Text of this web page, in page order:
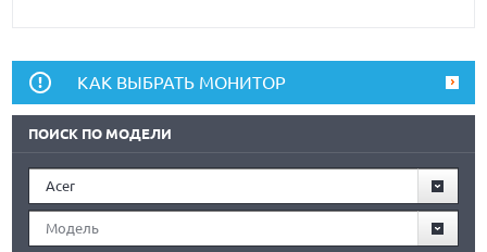
КАК ВЫБРАТЬ МОНИТОР
ПОИСК ПО МОДЕЛИ
Acer
Модель